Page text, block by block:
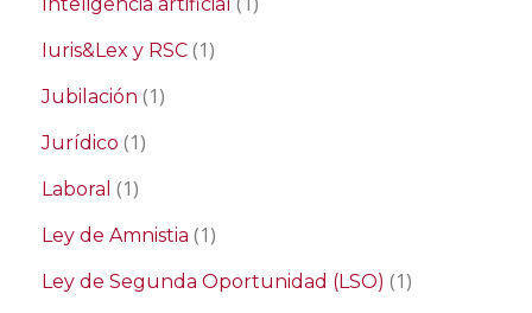
Iuris&Lex y RSC (1)
Jubilación (1)
Jurídico (1)
Laboral (1)
Ley de Amnistia (1)
Ley de Segunda Oportunidad (LSO) (1)